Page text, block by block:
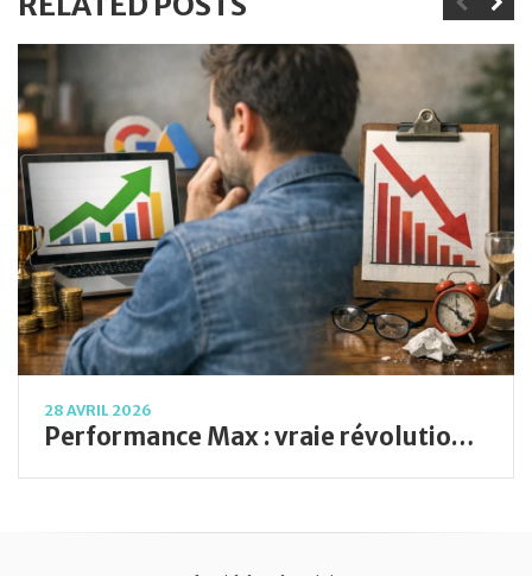
28 AVRIL 2026
Performance Max : vraie révolution ou piège marketing ? Le verdict complet